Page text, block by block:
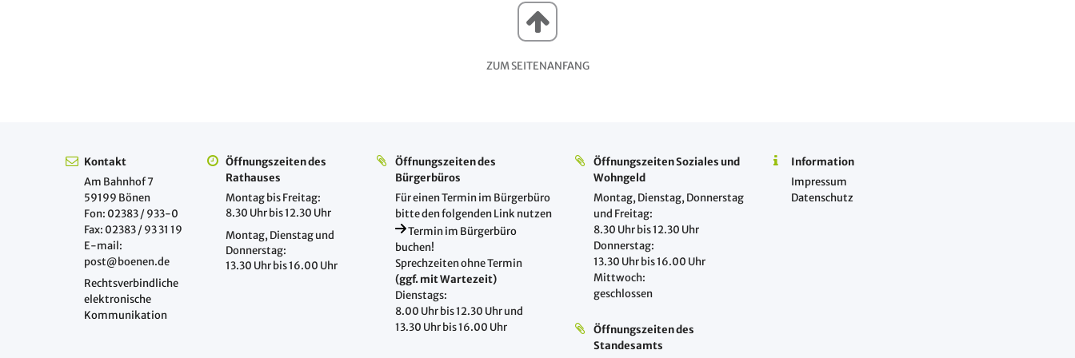
ZUM SEITENANFANG
Kontakt
Am Bahnhof 7
59199 Bönen
Fon: 02383 / 933-0
Fax: 02383 / 93 31 19
E-mail:
post@boenen.de
Rechtsverbindliche
elektronische
Kommunikation
Öffnungszeiten des
Rathauses
Montag bis Freitag:
8.30 Uhr bis 12.30 Uhr
Montag, Dienstag und
Donnerstag:
13.30 Uhr bis 16.00 Uhr
Öffnungszeiten des
Bürgerbüros
Für einen Termin im Bürgerbüro
bitte den folgenden Link nutzen
Termin im Bürgerbüro
buchen!
Sprechzeiten ohne Termin
(ggf. mit Wartezeit)
Dienstags:
8.00 Uhr bis 12.30 Uhr und
13.30 Uhr bis 16.00 Uhr
Öffnungszeiten Soziales und
Wohngeld
Montag, Dienstag, Donnerstag
und Freitag:
8.30 Uhr bis 12.30 Uhr
Donnerstag:
13.30 Uhr bis 16.00 Uhr
Mittwoch:
geschlossen
Öffnungszeiten des
Standesamts
Information
Impressum
Datenschutz